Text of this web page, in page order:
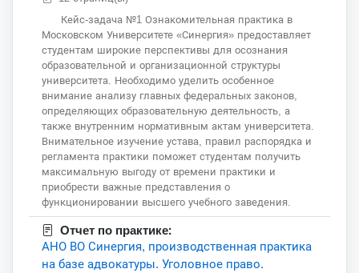
Кейс-задача №1 Ознакомительная практика в
Московском Университете «Синергия» предоставляет
студентам широкие перспективы для осознания
образовательной и организационной структуры
университета. Необходимо уделить особенное
внимание анализу главных федеральных законов,
определяющих образовательную деятельность, а
также внутренним нормативным актам университета.
Внимательное изучение устава, правил распорядка и
регламента практики поможет студентам получить
максимальную выгоду от времени практики и
приобрести важные представления о
функционировании высшего учебного заведения.
Отчет по практике:
АНО ВО Синергия, производственная практика
на базе адвокатуры. Уголовное право.